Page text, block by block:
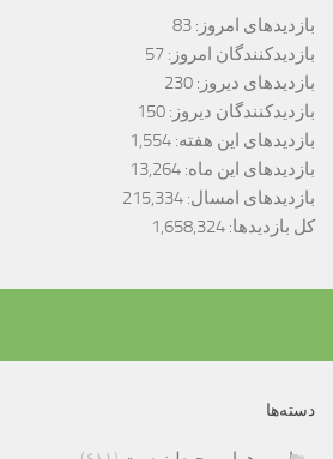
بازدیدهای امروز: 83
بازدیدکنندگان امروز: 57
بازدیدهای دیروز: 230
بازدیدکنندگان دیروز: 150
بازدیدهای این هفته: 1,554
بازدیدهای این ماه: 13,264
بازدیدهای امسال: 215,334
کل بازدیدها: 1,658,324
دسته‌ها